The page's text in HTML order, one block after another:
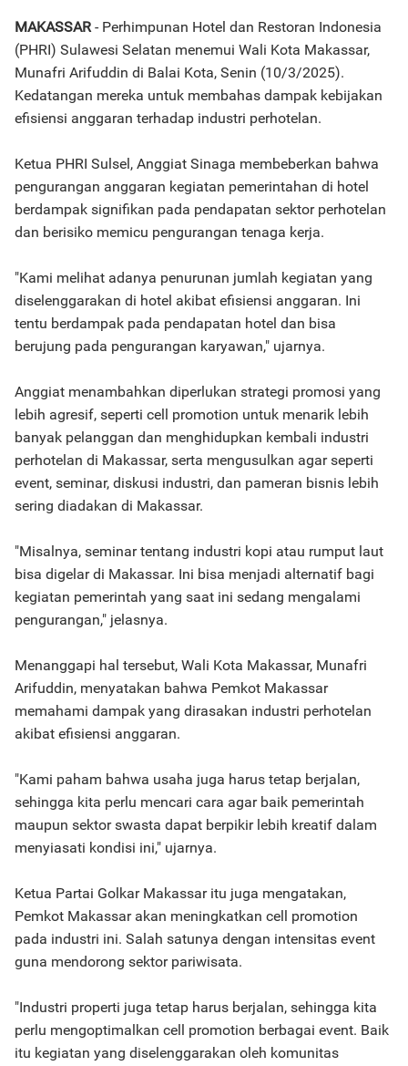
MAKASSAR- Perhimpunan Hotel dan Restoran Indonesia
(PHRI) Sulawesi Selatan menemui Wali Kota Makassar,
Munafri Arifuddin di Balai Kota, Senin (10/3/2025).
Kedatangan mereka untuk membahas dampak kebijakan
efisiensi anggaran terhadap industri perhotelan.
Ketua PHRI Sulsel, Anggiat Sinaga membeberkan bahwa
pengurangan anggaran kegiatan pemerintahan di hotel
berdampak signifikan pada pendapatan sektor perhotelan
dan berisiko memicu pengurangan tenaga kerja.
"Kami melihat adanya penurunan jumlah kegiatan yang
diselenggarakan di hotel akibat efisiensi anggaran. Ini
tentu berdampak pada pendapatan hotel dan bisa
berujung pada pengurangan karyawan," ujarnya.
Anggiat menambahkan diperlukan strategi promosi yang
lebih agresif, seperti cell promotion untuk menarik lebih
banyak pelanggan dan menghidupkan kembali industri
perhotelan di Makassar, serta mengusulkan agar seperti
event, seminar, diskusi industri, dan pameran bisnis lebih
sering diadakan di Makassar.
"Misalnya, seminar tentang industri kopi atau rumput laut
bisa digelar di Makassar. Ini bisa menjadi alternatif bagi
kegiatan pemerintah yang saat ini sedang mengalami
pengurangan," jelasnya.
Menanggapi hal tersebut, Wali Kota Makassar, Munafri
Arifuddin, menyatakan bahwa Pemkot Makassar
memahami dampak yang dirasakan industri perhotelan
akibat efisiensi anggaran.
"Kami paham bahwa usaha juga harus tetap berjalan,
sehingga kita perlu mencari cara agar baik pemerintah
maupun sektor swasta dapat berpikir lebih kreatif dalam
menyiasati kondisi ini," ujarnya.
Ketua Partai Golkar Makassar itu juga mengatakan,
Pemkot Makassar akan meningkatkan cell promotion
pada industri ini. Salah satunya dengan intensitas event
guna mendorong sektor pariwisata.
"Industri properti juga tetap harus berjalan, sehingga kita
perlu mengoptimalkan cell promotion berbagai event. Baik
itu kegiatan yang diselenggarakan oleh komunitas